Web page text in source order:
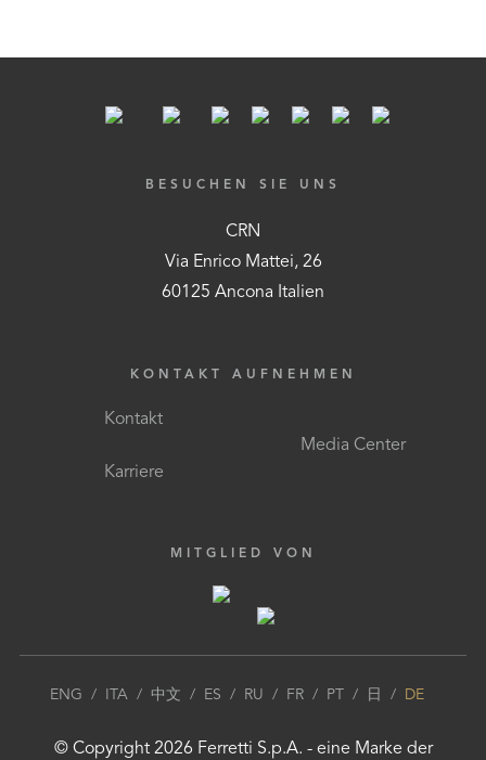
BESUCHEN SIE UNS
CRN
Via Enrico Mattei, 26
60125 Ancona Italien
KONTAKT AUFNEHMEN
Kontakt
Karriere
Media Center
MITGLIED VON
ENG / ITA/ 中文 / ES / RU / FR/ PT / 日 / DE
© Copyright 2026 Ferretti S.p.A. - eine Marke der